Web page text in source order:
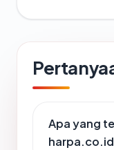
Apa yang